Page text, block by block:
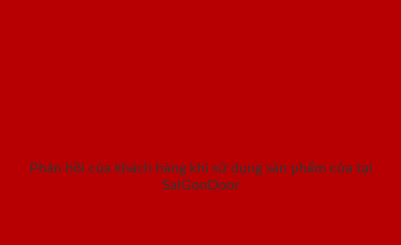
Phản hồi của khách hàng khi sử dụng sản phẩm cửa tại
SaiGonDoor